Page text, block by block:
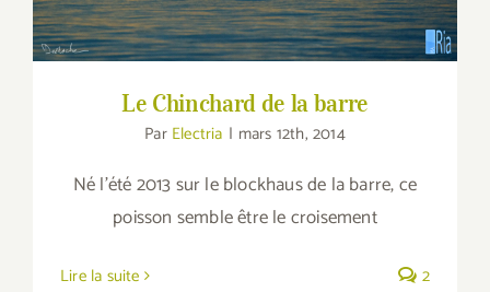
Le Chinchard de la barre
Par Electria | mars 12th, 2014
Né l'été 2013 sur le blockhaus de la barre, ce
poisson semble être le croisement
Lire la suite 2